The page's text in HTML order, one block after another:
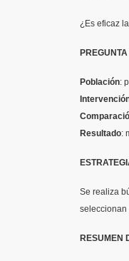
¿ Es eficaz la
PREGUNTA
Población:
Resultado:
Se realiza
seleccionan
RESUMEN